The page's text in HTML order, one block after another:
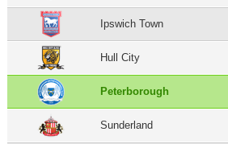
Ipswich Town
Hull City
Peterborough
Sunderland